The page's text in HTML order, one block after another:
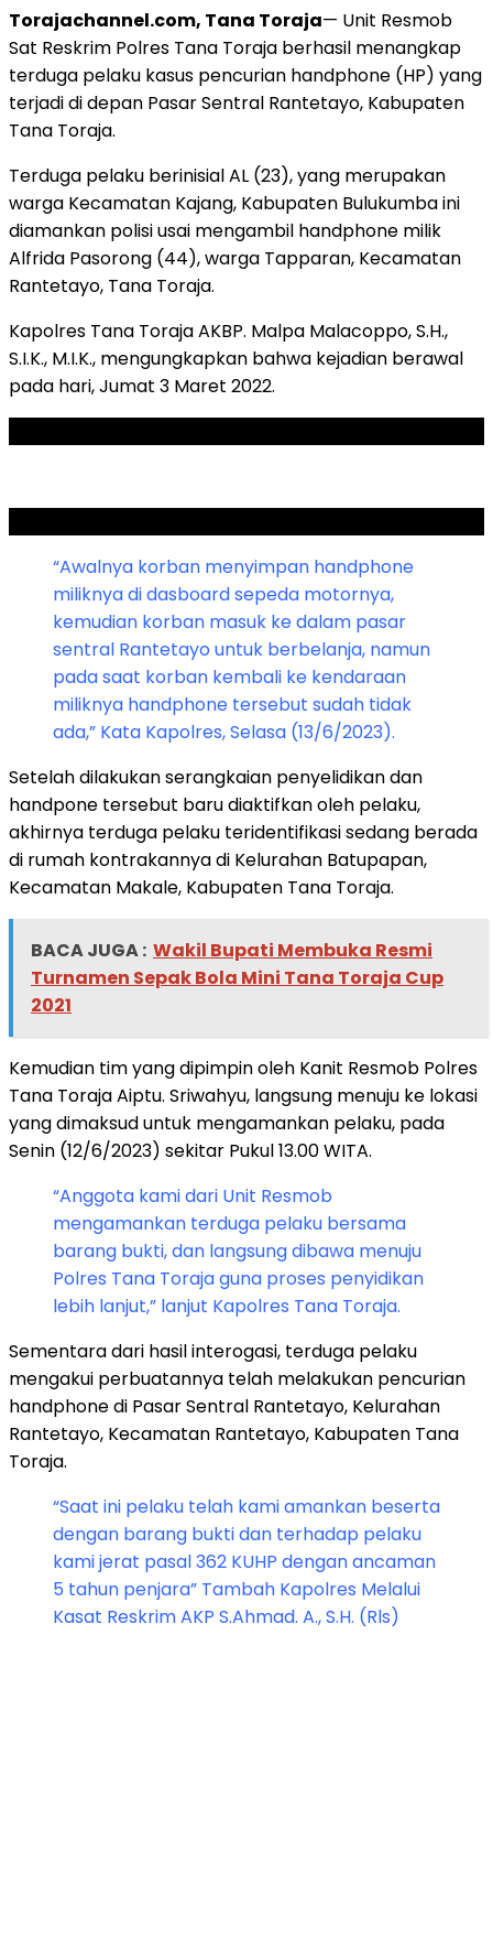
Torajachannel.com, Tana Toraja— Unit Resmob
Sat Reskrim Polres Tana Toraja berhasil menangkap
terduga pelaku kasus pencurian handphone (HP) yang
terjadi di depan Pasar Sentral Rantetayo, Kabupaten
Tana Toraja.
Terduga pelaku berinisial AL (23), yang merupakan
warga Kecamatan Kajang, Kabupaten Bulukumba ini
diamankan polisi usai mengambil handphone milik
Alfrida Pasorong (44), warga Tapparan, Kecamatan
Rantetayo, Tana Toraja.
Kapolres Tana Toraja AKBP. Malpa Malacoppo, S.H.,
S.I.K., M.I.K., mengungkapkan bahwa kejadian berawal
pada hari, Jumat 3 Maret 2022.
“Awalnya korban menyimpan handphone
miliknya di dasboard sepeda motornya,
kemudian korban masuk ke dalam pasar
sentral Rantetayo untuk berbelanja, namun
pada saat korban kembali ke kendaraan
miliknya handphone tersebut sudah tidak
ada,” Kata Kapolres, Selasa (13/6/2023).
Setelah dilakukan serangkaian penyelidikan dan
handpone tersebut baru diaktifkan oleh pelaku,
akhirnya terduga pelaku teridentifikasi sedang berada
di rumah kontrakannya di Kelurahan Batupapan,
Kecamatan Makale, Kabupaten Tana Toraja.
BACA JUGA : Wakil Bupati Membuka Resmi
Turnamen Sepak Bola Mini Tana Toraja Cup
2021
Kemudian tim yang dipimpin oleh Kanit Resmob Polres
Tana Toraja Aiptu. Sriwahyu, langsung menuju ke lokasi
yang dimaksud untuk mengamankan pelaku, pada
Senin (12/6/2023) sekitar Pukul 13.00 WITA.
“Anggota kami dari Unit Resmob
mengamankan terduga pelaku bersama
barang bukti, dan langsung dibawa menuju
Polres Tana Toraja guna proses penyidikan
lebih lanjut,” lanjut Kapolres Tana Toraja.
Sementara dari hasil interogasi, terduga pelaku
mengakui perbuatannya telah melakukan pencurian
handphone di Pasar Sentral Rantetayo, Kelurahan
Rantetayo, Kecamatan Rantetayo, Kabupaten Tana
Toraja.
“Saat ini pelaku telah kami amankan beserta
dengan barang bukti dan terhadap pelaku
kami jerat pasal 362 KUHP dengan ancaman
5 tahun penjara” Tambah Kapolres Melalui
Kasat Reskrim AKP S.Ahmad. A., S.H. (Rls)